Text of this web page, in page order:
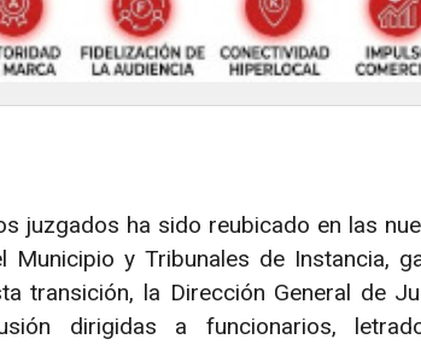
juzgados ha sido reubicado en las
Municipio y Tribunales de Instancia,
transición, la Dirección General de
dirigidas a funcionarios,